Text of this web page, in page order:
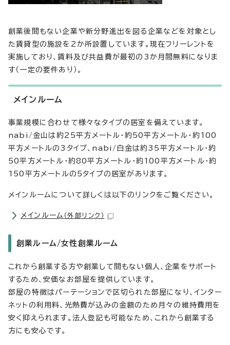
創業後間もない企業や新分野進出を図る企業などを対象とし
た賃貸型の施設を2か所設置しています。現在フリーレントを
実施しており、賃料及び共益費が最初の3か月間無料になりま
す（一定の要件あり）。
メインルーム
事業規模に合わせて様々なタイプの居室を備えています。
nabi/金山は約25平方メートル・約50平方メートル・約100
平方メートルの3タイプ、nabi/白金は約35平方メートル・約
50平方メートル・約80平方メートル・約100平方メートル・約
150平方メートルの5タイプの居室があります。
メインルームについて詳しくは以下のリンクをご覧ください。
メインルーム （外部リンク）
創業ルーム/女性創業ルーム
これから創業する方や創業して間もない個人、企業をサポート
するため、安価なお部屋を提供しています。
部屋の特徴はパーテーションで区切られた部屋になり、インター
ネットの利用料、光熱費が込みの金額のため月々の維持費用を
安く抑えられます。法人登記も可能なため、これから創業する
方にも安心です。